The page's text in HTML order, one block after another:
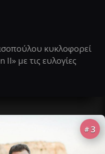
κυκλοφορεί
με τις ευλογίες
# 3